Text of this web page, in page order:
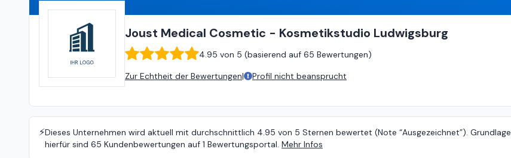
Joust Medical Cosmetic - Kosmetikstudio Ludwigsburg
4.95 von 5 (basierend auf 65 Bewertungen)
Zur Echtheit der Bewertungen| Profil nicht beansprucht
⚡️Dieses Unternehmen wird aktuell mit durchschnittlich 4.95 von 5 Sternen bewertet (Note “Ausgezeichnet”). Grundlage
hierfür sind 65 Kundenbewertungen auf 1 Bewertungsportal. Mehr Infos